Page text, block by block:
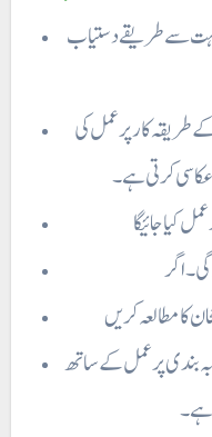
بہت سے طریقے دستیاب
طریقہ کار پر عمل کی
کرتی ہے۔
کیا جائیگا
۔ اگر
کا مطالعہ کریں
بندی پر عمل کے ساتھ
ہے۔